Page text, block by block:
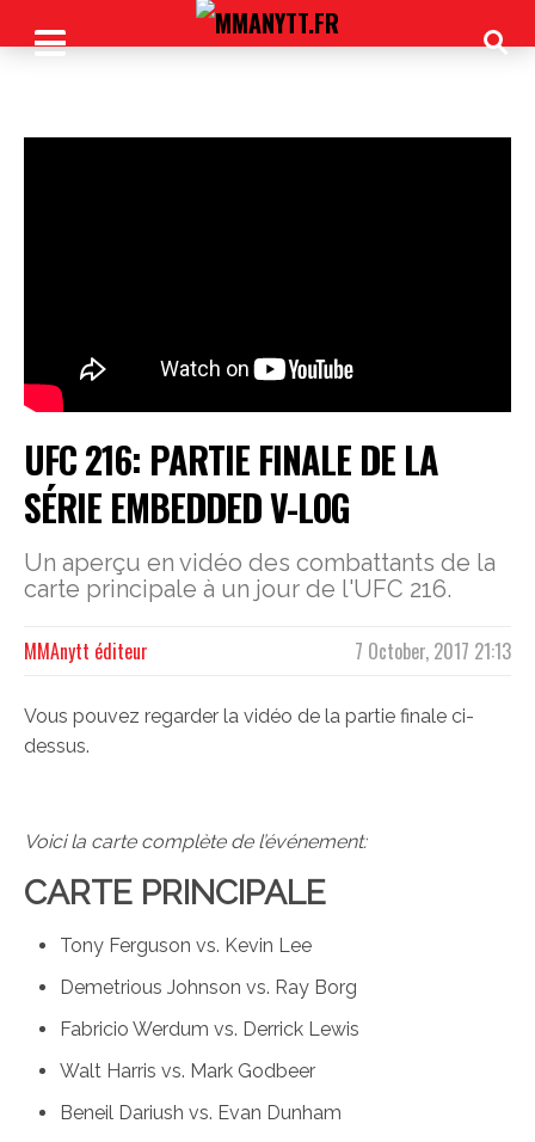
UFC 216: PARTIE FINALE DE LA
SÉRIE EMBEDDED V-LOG
Un aperçu en vidéo des combattants de la
carte principale à un jour de l'UFC 216.
7 October, 2017 21:13
MMAnytt éditeur
Vous pouvez regarder la vidéo de la partie finale ci-
dessus.
Voici la carte complète de l’événement:
CARTE PRINCIPALE
Tony Ferguson vs. Kevin Lee
Demetrious Johnson vs. Ray Borg
Fabricio Werdum vs. Derrick Lewis
Walt Harris vs. Mark Godbeer
Beneil Dariush vs. Evan Dunham